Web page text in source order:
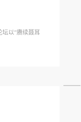
坛以“赓续聂耳